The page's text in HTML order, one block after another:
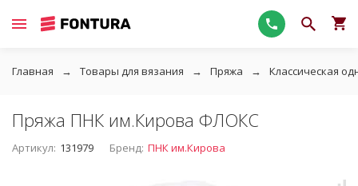
Главная Товары для вязания Пряжа Классическая
Пряжа ПНК им.Кирова ФЛОКС
Артикул: 131979 Бренд: ПНК им.Кирова